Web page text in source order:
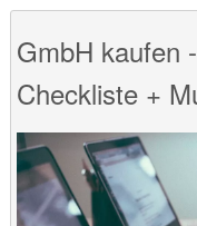
GmbH kaufen
Checkliste +